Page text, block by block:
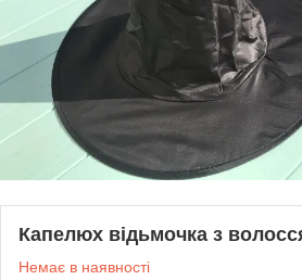
Капелюх відьмочка з
Немає в наявності